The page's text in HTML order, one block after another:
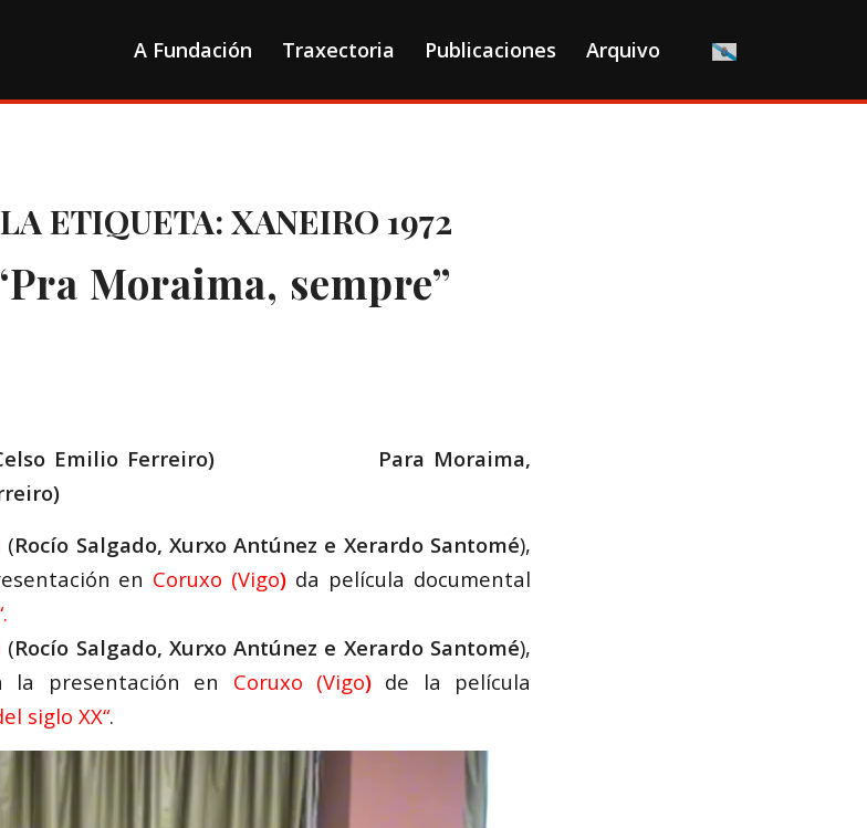
A Fundación Traxectoria Publicaciones Arquivo
ETIQUETA:XANEIRO 1972
Moraima, sempre”
Celso Emilio Ferreiro) Para Moraima,
(Rocío Salgado, Xurxo Antúnez e Xerardo Santomé),
en Coruxo (Vigo) da película documental
(Rocío Salgado, Xurxo Antúnez e Xerardo Santomé),
la presentación en Coruxo (Vigo)de la película
siglo XX“.